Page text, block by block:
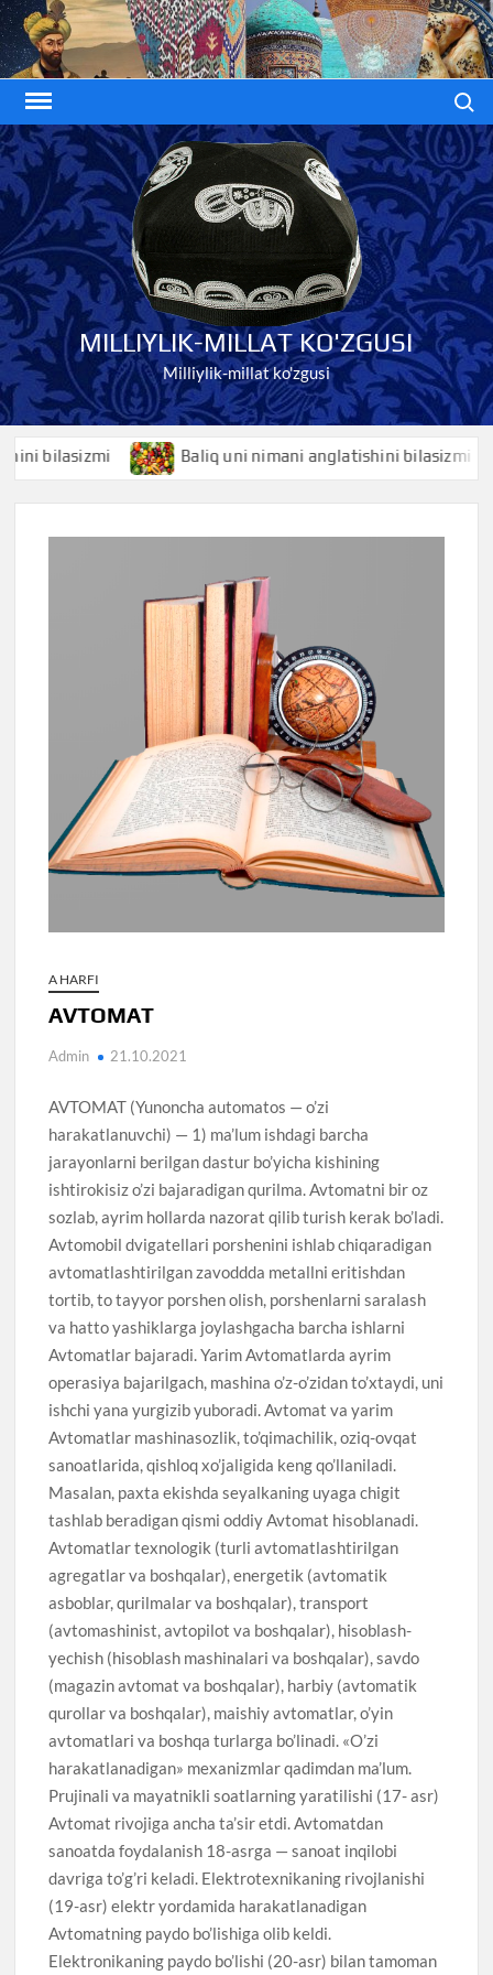
Skip
to
content
MILLIYLIK-MILLAT KO'ZGUSI
Milliylik-millat ko'zgusi
Baliq uni nimani anglatishini bilasizmi
A HARFI
AVTOMAT
Admin 21.10.2021
AVTOMAT (Yunoncha automatos — o’zi
harakatlanuvchi) — 1) ma’lum ishdagi barcha
jarayonlarni berilgan dastur bo’yicha kishining
ishtirokisiz o’zi bajaradigan qurilma. Avtomatni bir oz
sozlab, ayrim hollarda nazorat qilib turish kerak bo’ladi.
Avtomobil dvigatellari porshenini ishlab chiqaradigan
avtomatlashtirilgan zavoddda metallni eritishdan
tortib, to tayyor porshen olish, porshenlarni saralash
va hatto yashiklarga joylashgacha barcha ishlarni
Avtomatlar bajaradi. Yarim Avtomatlarda ayrim
operasiya bajarilgach, mashina o’z-o’zidan to’xtaydi, uni
ishchi yana yurgizib yuboradi. Avtomat va yarim
Avtomatlar mashinasozlik, to’qimachilik, oziq-ovqat
sanoatlarida, qishloq xo’jaligida keng qo’llaniladi.
Masalan, paxta ekishda seyalkaning uyaga chigit
tashlab beradigan qismi oddiy Avtomat hisoblanadi.
Avtomatlar texnologik (turli avtomatlashtirilgan
agregatlar va boshqalar), energetik (avtomatik
asboblar, qurilmalar va boshqalar), transport
(avtomashinist, avtopilot va boshqalar), hisoblash-
yechish (hisoblash mashinalari va boshqalar), savdo
(magazin avtomat va boshqalar), harbiy (avtomatik
qurollar va boshqalar), maishiy avtomatlar, o’yin
avtomatlari va boshqa turlarga bo’linadi. «O’zi
harakatlanadigan» mexanizmlar qadimdan ma’lum.
Prujinali va mayatnikli soatlarning yaratilishi (17- asr)
Avtomat rivojiga ancha ta’sir etdi. Avtomatdan
sanoatda foydalanish 18-asrga — sanoat inqilobi
davriga to’g’ri keladi. Elektrotexnikaning rivojlanishi
(19-asr) elektr yordamida harakatlanadigan
Avtomatning paydo bo’lishiga olib keldi.
Elektronikaning paydo bo’lishi (20-asr) bilan tamoman